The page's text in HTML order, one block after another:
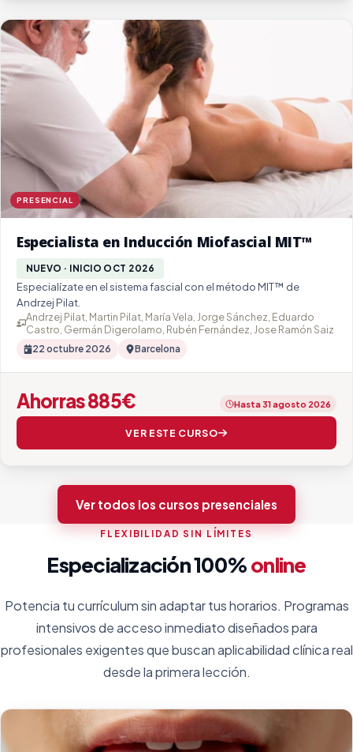
PRESENCIAL
Especialista en Inducción Miofascial MIT™
NUEVO · INICIO OCT 2026
Especialízate en el sistema fascial con el método MIT™ de
Andrzej Pilat.
Andrzej Pilat, Martin Pilat, María Vela, Jorge Sánchez, Eduardo
Castro, Germán Digerolamo, Rubén Fernández, Jose Ramón Saiz
22 octubre 2026 Barcelona
Ahorras 885€ Hasta 31 agosto 2026
VER ESTE CURSO
Ver todos los cursos presenciales
FLEXIBILIDAD SIN LÍMITES
Especialización 100%online
Potencia tu currículum sin adaptar tus horarios. Programas
intensivos de acceso inmediato diseñados para
profesionales exigentes que buscan aplicabilidad clínica real
desde la primera lección.